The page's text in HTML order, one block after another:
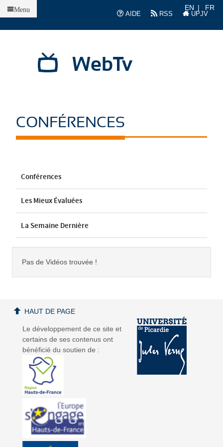
AIDE
RSS UPJV
EN FR
WebTv
Menu
CONFÉRENCES
Conférences
Les Mieux Évaluées
La Semaine Dernière
Pas de Vidéos trouvée !
Le développement de ce site et
certains de ses contenus ont
bénéficié du soutien de :
HAUT DE PAGE